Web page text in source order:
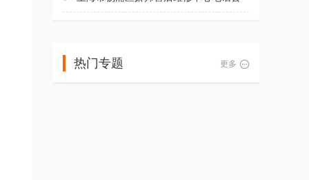
示（2026年7月最新）
热门专题 更多